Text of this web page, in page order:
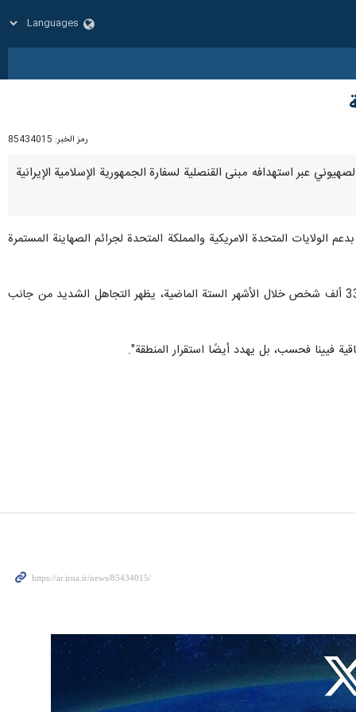
رمز الخبر: 85434015
عبر استهدافه مبنى القنصلية لسفارة الجمهورية الإسلامية الإيرانية
المتحدة الامريكية والمملكة المتحدة لجرائم الصهاينة المستمرة
وأضاف : إن العدوان "الإسرائيلي"، بما في ذلك الحصار اللاإنساني على قطاع غزة، والذي أدى إلى مقتل ما يقرب من 33 ألف شخص خلال الأشهر الستة الماضية، يظهر التجاهل الشديد من جانب
فيينا فحسب، بل يهدد أيضًا استقرار المنطقة".